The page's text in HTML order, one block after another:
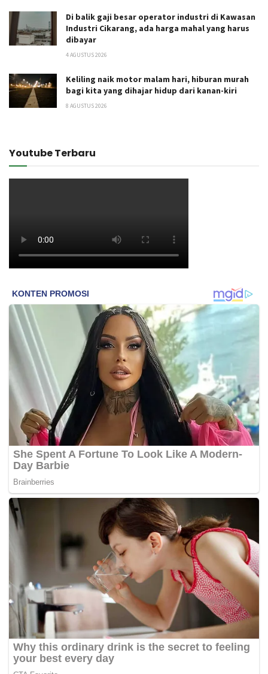
Di balik gaji besar operator industri di Kawasan
Industri Cikarang, ada harga mahal yang harus
dibayar
4 AGUSTUS 2026
Keliling naik motor malam hari, hiburan murah
bagi kita yang dihajar hidup dari kanan-kiri
8 AGUSTUS 2026
Youtube Terbaru